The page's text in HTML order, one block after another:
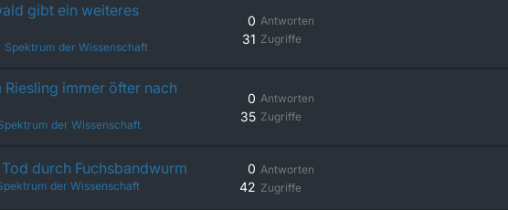
gibt ein weiteres
Spektrum der Wissenschaft
Antworten
0
Zugriffe
31
Riesling immer öfter nach
der Wissenschaft
Antworten
0
Zugriffe
35
durch Fuchsbandwurm
der Wissenschaft
Antworten
0
Zugriffe
42